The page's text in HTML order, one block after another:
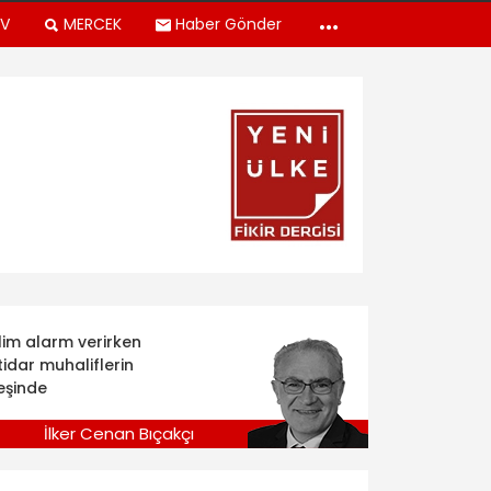
MERCEK Haber Gönder
alarm verirken
muhaliflerin
İlker Cenan Bıçakçı